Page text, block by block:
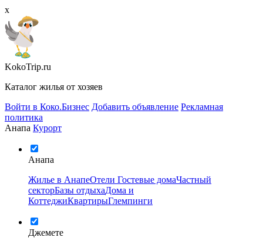
x
KokoTrip.ru
Каталог жилья от хозяев
Войти в Коко.Бизнес Добавить объявление Рекламная
политика
Анапа Курорт
Анапа
Жилье в АнапеОтели Гостевые домаЧастный
секторБазы отдыхаДома и
КоттеджиКвартирыГлемпинги
Джемете